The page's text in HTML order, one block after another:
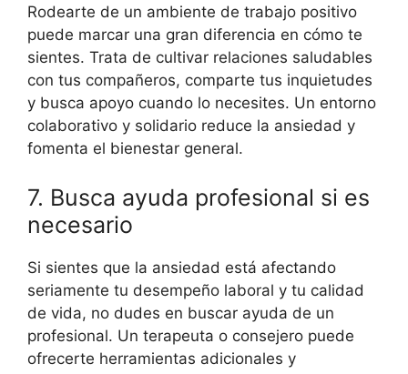
Rodearte de un ambiente de trabajo positivo
puede marcar una gran diferencia en cómo te
sientes. Trata de cultivar relaciones saludables
con tus compañeros, comparte tus inquietudes
y busca apoyo cuando lo necesites. Un entorno
colaborativo y solidario reduce la ansiedad y
fomenta el bienestar general.
7. Busca ayuda profesional si es
necesario
Si sientes que la ansiedad está afectando
seriamente tu desempeño laboral y tu calidad
de vida, no dudes en buscar ayuda de un
profesional. Un terapeuta o consejero puede
ofrecerte herramientas adicionales y